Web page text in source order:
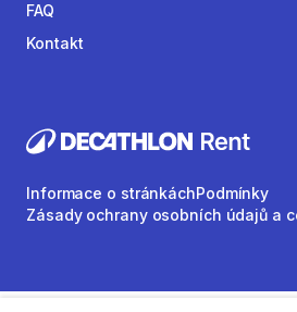
FAQ
Kontakt
Informace o stránkáchPodmínky
Zásady ochrany osobních údajů a